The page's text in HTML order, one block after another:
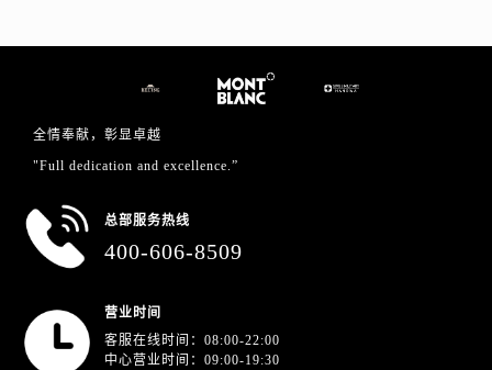
全情奉献，彰显卓越
"Full dedication and excellence.”
总部服务热线
400-606-8509
营业时间
客服在线时间：08:00-22:00
中心营业时间：09:00-19:30